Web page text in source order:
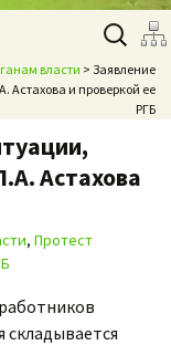
Найти:
власти > Заявление
Астахова и проверкой ее
РГБ
Астахова
, Протест